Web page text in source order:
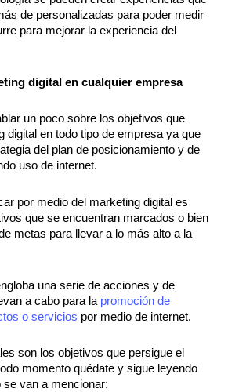
de personalizadas para poder medir
para mejorar la experiencia del
digital en cualquier empresa
un poco sobre los objetivos que
digital en todo tipo de empresa ya que
del plan de posicionamiento y de
uso de internet.
por medio del marketing digital es
que se encuentran marcados o bien
metas para llevar a lo más alto a la
una serie de acciones y de
a cabo para la promoción de
o servicios por medio de internet.
son los objetivos que persigue el
momento quédate y sigue leyendo
van a mencionar: